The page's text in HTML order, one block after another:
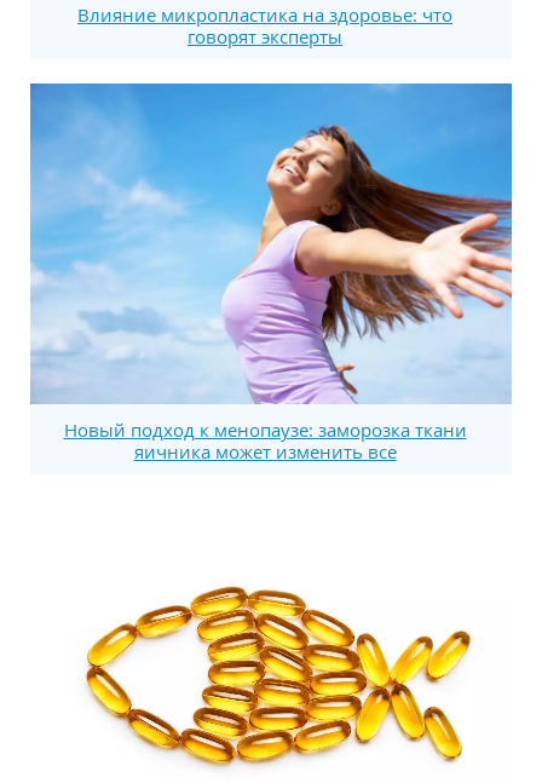
Влияние микропластика на здоровье: что
говорят эксперты
Новый подход к менопаузе: заморозка ткани
яичника может изменить все